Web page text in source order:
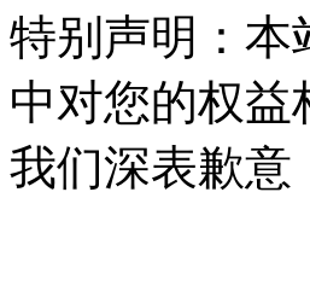
特别声明：本
中对您的权益
我们深表歉意